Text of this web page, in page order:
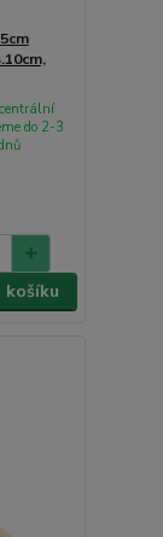
do 2-3
košíku